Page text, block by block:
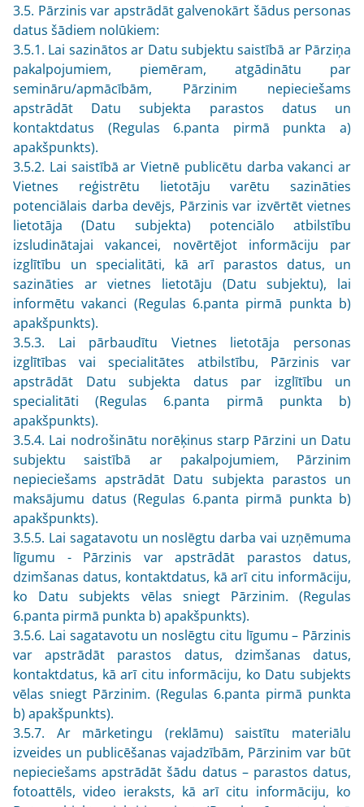
3.5. Pārzinis var apstrādāt galvenokārt šādus personas
datus šādiem nolūkiem:
3.5.1. Lai sazinātos ar Datu subjektu saistībā ar Pārziņa
pakalpojumiem, piemēram, atgādinātu par
semināru/apmācībām, Pārzinim nepieciešams
apstrādāt Datu subjekta parastos datus un
kontaktdatus (Regulas 6.panta pirmā punkta a)
apakšpunkts).
3.5.2. Lai saistībā ar Vietnē publicētu darba vakanci ar
Vietnes reģistrētu lietotāju varētu sazināties
potenciālais darba devējs, Pārzinis var izvērtēt vietnes
lietotāja (Datu subjekta) potenciālo atbilstību
izsludinātajai vakancei, novērtējot informāciju par
izglītību un specialitāti, kā arī parastos datus, un
sazināties ar vietnes lietotāju (Datu subjektu), lai
informētu vakanci (Regulas 6.panta pirmā punkta b)
apakšpunkts).
3.5.3. Lai pārbaudītu Vietnes lietotāja personas
izglītības vai specialitātes atbilstību, Pārzinis var
apstrādāt Datu subjekta datus par izglītību un
specialitāti (Regulas 6.panta pirmā punkta b)
apakšpunkts).
3.5.4. Lai nodrošinātu norēķinus starp Pārzini un Datu
subjektu saistībā ar pakalpojumiem, Pārzinim
nepieciešams apstrādāt Datu subjekta parastos un
maksājumu datus (Regulas 6.panta pirmā punkta b)
apakšpunkts).
3.5.5. Lai sagatavotu un noslēgtu darba vai uzņēmuma
līgumu - Pārzinis var apstrādāt parastos datus,
dzimšanas datus, kontaktdatus, kā arī citu informāciju,
ko Datu subjekts vēlas sniegt Pārzinim. (Regulas
6.panta pirmā punkta b) apakšpunkts).
3.5.6. Lai sagatavotu un noslēgtu citu līgumu – Pārzinis
var apstrādāt parastos datus, dzimšanas datus,
kontaktdatus, kā arī citu informāciju, ko Datu subjekts
vēlas sniegt Pārzinim. (Regulas 6.panta pirmā punkta
b) apakšpunkts).
3.5.7. Ar mārketingu (reklāmu) saistītu materiālu
izveides un publicēšanas vajadzībām, Pārzinim var būt
nepieciešams apstrādāt šādu datus – parastos datus,
fotoattēls, video ieraksts, kā arī citu informāciju, ko